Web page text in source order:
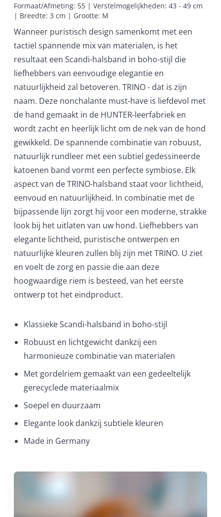
Formaat/Afmeting: 55 | Verstelmogelijkheden: 43 - 49 cm
| Breedte: 3 cm | Grootte: M
Wanneer puristisch design samenkomt met een
tactiel spannende mix van materialen, is het
resultaat een Scandi-halsband in boho-stijl die
liefhebbers van eenvoudige elegantie en
natuurlijkheid zal betoveren. TRINO - dat is zijn
naam. Deze nonchalante must-have is liefdevol met
de hand gemaakt in de HUNTER-leerfabriek en
wordt zacht en heerlijk licht om de nek van de hond
gewikkeld. De spannende combinatie van robuust,
natuurlijk rundleer met een subtiel gedessineerde
katoenen band vormt een perfecte symbiose. Elk
aspect van de TRINO-halsband staat voor lichtheid,
eenvoud en natuurlijkheid. In combinatie met de
bijpassende lijn zorgt hij voor een moderne, strakke
look bij het uitlaten van uw hond. Liefhebbers van
elegante lichtheid, puristische ontwerpen en
natuurlijke kleuren zullen blij zijn met TRINO. U ziet
en voelt de zorg en passie die aan deze
hoogwaardige riem is besteed, van het eerste
ontwerp tot het eindproduct.
Klassieke Scandi-halsband in boho-stijl
Robuust en lichtgewicht dankzij een
harmonieuze combinatie van materialen
Met gordelriem gemaakt van een gedeeltelijk
gerecyclede materiaalmix
Soepel en duurzaam
Elegante look dankzij subtiele kleuren
Made in Germany